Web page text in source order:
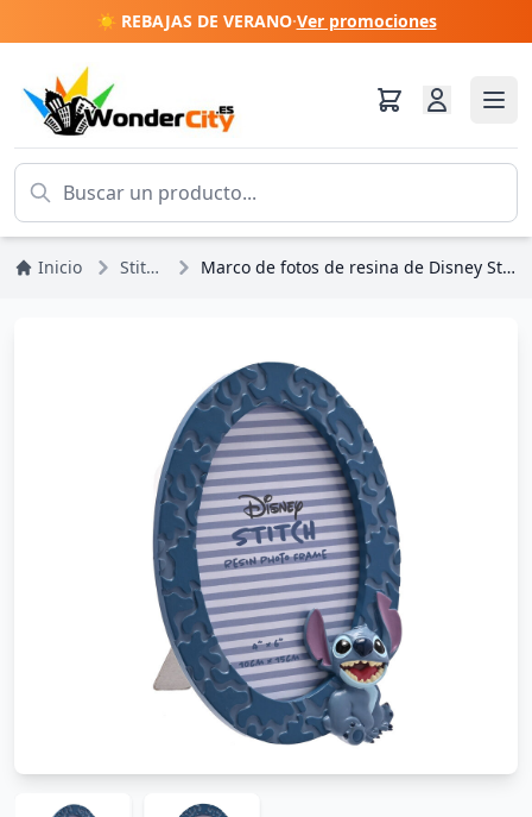
☀️ REBAJAS DE VERANO·Ver promociones
Inicio Stitch Marco de fotos de resina de Disney Stitch